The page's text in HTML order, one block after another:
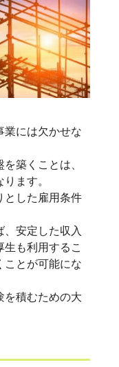
業には欠かせな
築くことは、
ます。
とした雇用条件
安定した収入
も利用するこ
ことが可能にな
を積むための大